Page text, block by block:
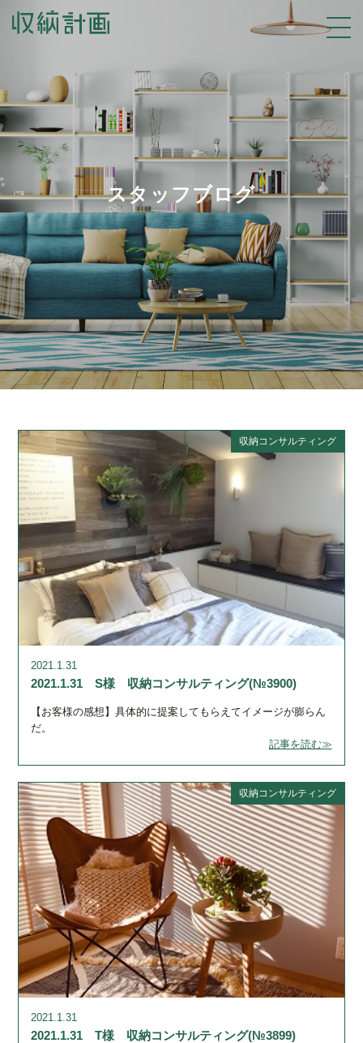
スタッフブログ
収納コンサルティング
2021.1.31
2021.1.31 S様 収納コンサルティング(№3900)
【お客様の感想】具体的に提案してもらえてイメージが膨らん
だ。
記事を読む≫
収納コンサルティング
2021.1.31
2021.1.31 T様 収納コンサルティング(№3899)